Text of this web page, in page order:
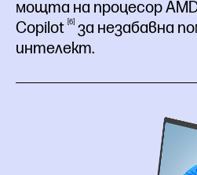
мощта на процесор
Copilot 6 за незабавна
интелект.